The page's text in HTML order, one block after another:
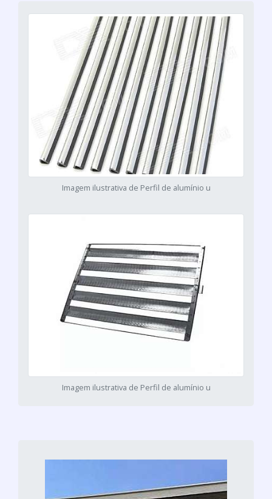
Imagem ilustrativa de Perfil de alumínio u
Imagem ilustrativa de Perfil de alumínio u